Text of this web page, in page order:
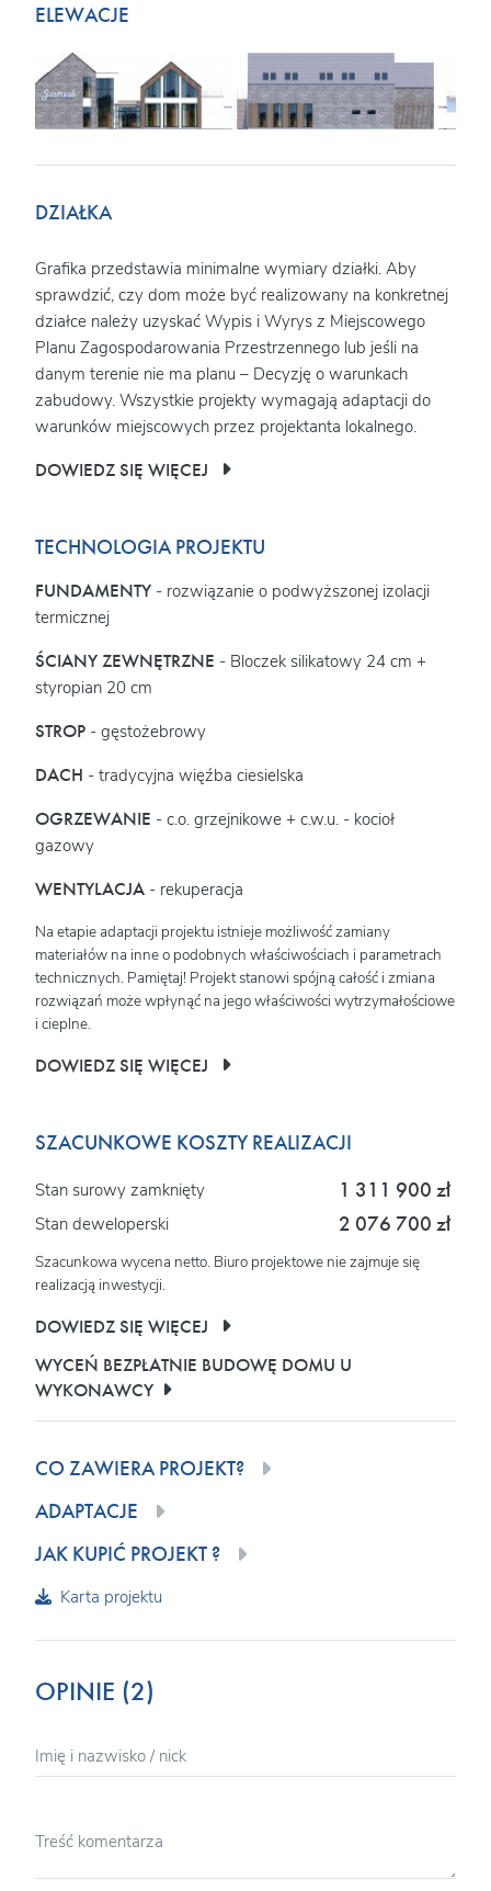
ELEWACJE
DZIAŁKA
Grafika przedstawia minimalne wymiary działki. Aby
sprawdzić, czy dom może być realizowany na konkretnej
działce należy uzyskać Wypis i Wyrys z Miejscowego
Planu Zagospodarowania Przestrzennego lub jeśli na
danym terenie nie ma planu – Decyzję o warunkach
zabudowy. Wszystkie projekty wymagają adaptacji do
warunków miejscowych przez projektanta lokalnego.
DOWIEDZ SIĘ WIĘCEJ
TECHNOLOGIA PROJEKTU
FUNDAMENTY - rozwiązanie o podwyższonej izolacji
termicznej
ŚCIANY ZEWNĘTRZNE - Bloczek silikatowy 24 cm +
styropian 20 cm
STROP - gęstożebrowy
DACH - tradycyjna więźba ciesielska
OGRZEWANIE - c.o. grzejnikowe + c.w.u. - kocioł
gazowy
WENTYLACJA - rekuperacja
Na etapie adaptacji projektu istnieje możliwość zamiany
materiałów na inne o podobnych właściwościach i parametrach
technicznych. Pamiętaj! Projekt stanowi spójną całość i zmiana
rozwiązań może wpłynąć na jego właściwości wytrzymałościowe
i cieplne.
DOWIEDZ SIĘ WIĘCEJ
SZACUNKOWE KOSZTY REALIZACJI
Stan surowy zamknięty 1 311 900 zł
Stan deweloperski 2 076 700 zł
Szacunkowa wycena netto. Biuro projektowe nie zajmuje się
realizacją inwestycji.
DOWIEDZ SIĘ WIĘCEJ
WYCEŃ BEZPŁATNIE BUDOWĘ DOMU U
WYKONAWCY
CO ZAWIERA PROJEKT?
ADAPTACJE
JAK KUPIĆ PROJEKT ?
Karta projektu
OPINIE (2)